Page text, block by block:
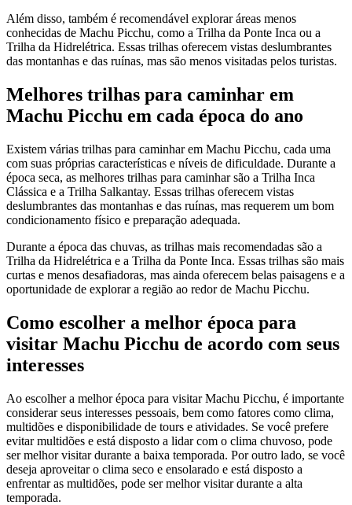
Além disso, também é recomendável explorar áreas menos
conhecidas de Machu Picchu, como a Trilha da Ponte Inca ou a
Trilha da Hidrelétrica. Essas trilhas oferecem vistas deslumbrantes
das montanhas e das ruínas, mas são menos visitadas pelos turistas.
Melhores trilhas para caminhar em
Machu Picchu em cada época do ano
Existem várias trilhas para caminhar em Machu Picchu, cada uma
com suas próprias características e níveis de dificuldade. Durante a
época seca, as melhores trilhas para caminhar são a Trilha Inca
Clássica e a Trilha Salkantay. Essas trilhas oferecem vistas
deslumbrantes das montanhas e das ruínas, mas requerem um bom
condicionamento físico e preparação adequada.
Durante a época das chuvas, as trilhas mais recomendadas são a
Trilha da Hidrelétrica e a Trilha da Ponte Inca. Essas trilhas são mais
curtas e menos desafiadoras, mas ainda oferecem belas paisagens e a
oportunidade de explorar a região ao redor de Machu Picchu.
Como escolher a melhor época para
visitar Machu Picchu de acordo com seus
interesses
Ao escolher a melhor época para visitar Machu Picchu, é importante
considerar seus interesses pessoais, bem como fatores como clima,
multidões e disponibilidade de tours e atividades. Se você prefere
evitar multidões e está disposto a lidar com o clima chuvoso, pode
ser melhor visitar durante a baixa temporada. Por outro lado, se você
deseja aproveitar o clima seco e ensolarado e está disposto a
enfrentar as multidões, pode ser melhor visitar durante a alta
temporada.